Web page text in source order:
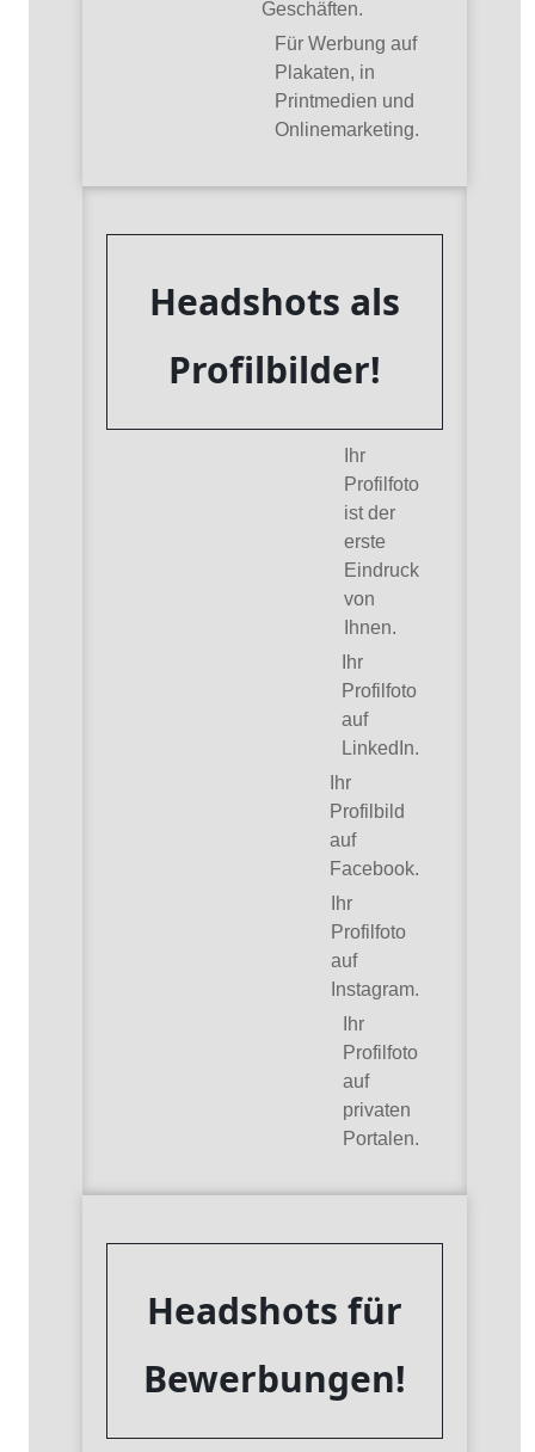
Headshots für
Bewerbungen!
Headshots als
Profilbilder!
Ihr
Profilfoto
ist der
erste
Eindruck
von
Ihnen.
Ihr
Profilfoto
auf
LinkedIn.
Ihr
Profilbild
auf
Facebook.
Ihr
Profilfoto
auf
Instagram.
Ihr
Profilfoto
auf
privaten
Portalen.
Geschäften.
Für Werbung auf
Plakaten, in
Printmedien und
Onlinemarketing.